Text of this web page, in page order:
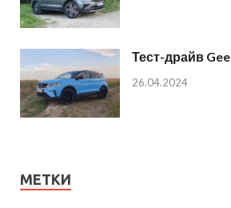
Тест-драйв
26.04.2024
МЕТКИ